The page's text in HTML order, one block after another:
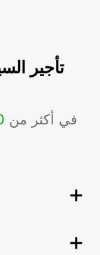
تأجير
موقعًا لشركة Europcar في أكثر من